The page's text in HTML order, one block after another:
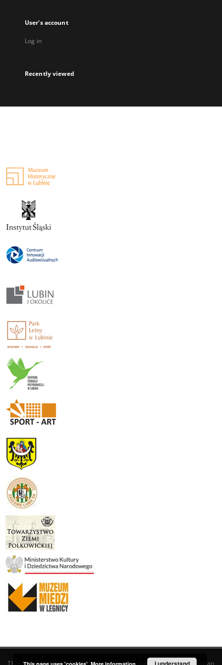
User's account
Log in
Recently viewed
This service runs onDInGO dLibra 6.3.19software created by Poznan